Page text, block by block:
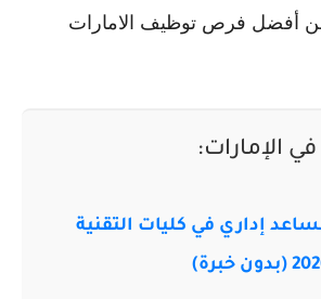
أفضل فرص توظيف الامارات
الإمارات:
إداري في كليات التقنية